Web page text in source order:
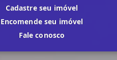
Cadastre seu imóvel
Encomende seu imóvel
Fale conosco